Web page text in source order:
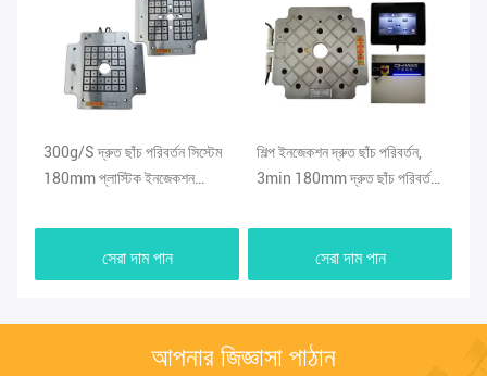
300g/S দ্রুত ছাঁচ পরিবর্তন সিস্টেম
180mm প্লাস্টিক ইনজেকশন
সেরা দাম পান
শিল্প ইনজেকশন দ্রুত ছাঁচ পরিবর্তন,
3min 180mm দ্রুত ছাঁচ পরিবর্তন
সেরা দাম পান
আপনার জিজ্ঞাসা পাঠান